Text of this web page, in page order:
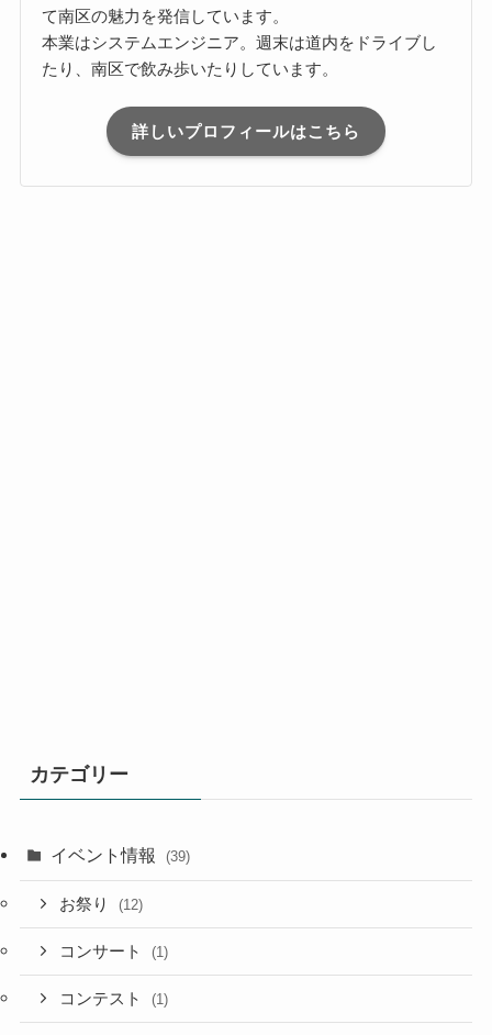
て南区の魅力を発信しています。
本業はシステムエンジニア。週末は道内をドライブし
たり、南区で飲み歩いたりしています。
詳しいプロフィールはこちら
カテゴリー
イベント情報 (39)
お祭り (12)
コンサート (1)
コンテスト (1)